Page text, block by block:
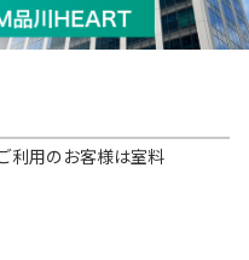
利用のお客様は室料